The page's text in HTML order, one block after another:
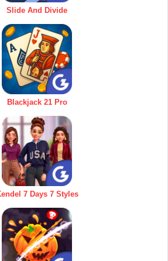
Slide And Divide
Blackjack 21 Pro
7 Days 7 Styles